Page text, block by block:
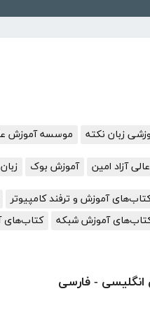
زبان نکته موسسه آموزش
آزاد امین آموزش بوک
آموزش و ترفند کامپیوتر
آموزش شبکه
کتاب‌های
انگلیسی - فارسی